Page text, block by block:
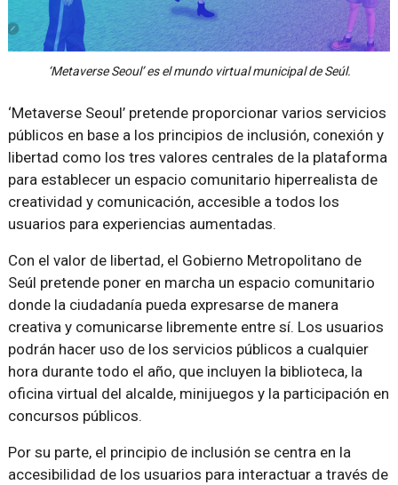
‘Metaverse Seoul’ es el mundo virtual municipal de Seúl.
‘Metaverse Seoul’ pretende proporcionar varios servicios
públicos en base a los principios de inclusión, conexión y
libertad como los tres valores centrales de la plataforma
para establecer un espacio comunitario hiperrealista de
creatividad y comunicación, accesible a todos los
usuarios para experiencias aumentadas.
Con el valor de libertad, el Gobierno Metropolitano de
Seúl pretende poner en marcha un espacio comunitario
donde la ciudadanía pueda expresarse de manera
creativa y comunicarse libremente entre sí. Los usuarios
podrán hacer uso de los servicios públicos a cualquier
hora durante todo el año, que incluyen la biblioteca, la
oficina virtual del alcalde, minijuegos y la participación en
concursos públicos.
Por su parte, el principio de inclusión se centra en la
accesibilidad de los usuarios para interactuar a través de